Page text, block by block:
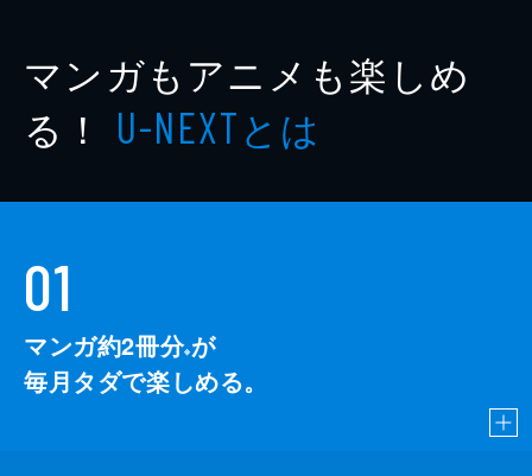
マンガもアニメも楽しめ
る！ U-NEXTとは
01
マンガ約2冊分※が
毎月タダで楽しめる。